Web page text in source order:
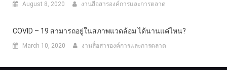
August 8, 2020 งานสื่อสารองค์การและการตลาด
COVID – 19 สามารถอยู่ในสภาพแวดล้อม ได้นานแค่ไหน?
March 10, 2020 งานสื่อสารองค์การและการตลาด